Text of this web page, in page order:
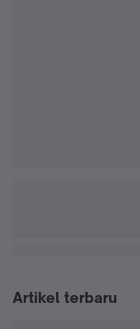
Artikel terbaru